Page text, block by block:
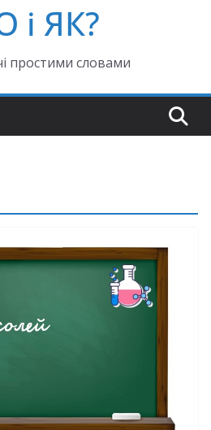
і ЯК?
простими словами